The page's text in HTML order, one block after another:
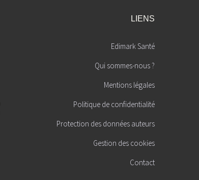
LIENS
Edimark Santé
Qui sommes-nous ?
Mentions légales
Politique de confidentialité
Protection des données auteurs
Gestion des cookies
Contact